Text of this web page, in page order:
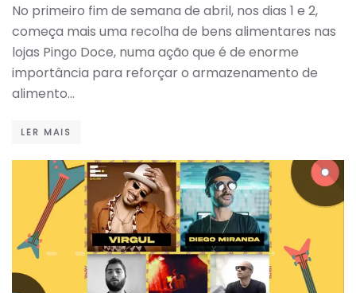
No primeiro fim de semana de abril, nos dias 1 e 2,
começa mais uma recolha de bens alimentares nas
lojas Pingo Doce, numa ação que é de enorme
importância para reforçar o armazenamento de
alimento…
LER MAIS